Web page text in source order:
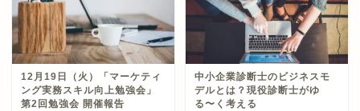
12月19日（火）「マーケティ
ング実務スキル向上勉強会」
第2回勉強会 開催報告
中小企業診断士のビジネスモ
デルとは？現役診断士がゆ
る〜く考える